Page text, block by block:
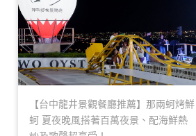
【台中龍井景觀餐廳推薦】那兩蚵烤鮮
蚵 夏夜晚風搭著百萬夜景、配海鮮熱